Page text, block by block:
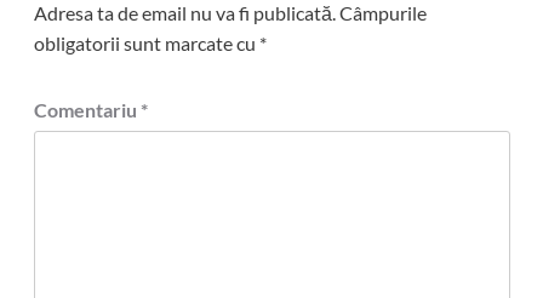
Adresa ta de email nu va fi publicată.Câmpurile
obligatorii sunt marcate cu *
Comentariu *